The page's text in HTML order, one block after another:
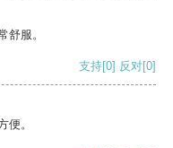
舒服。
支持[0] 反对[0]
便。